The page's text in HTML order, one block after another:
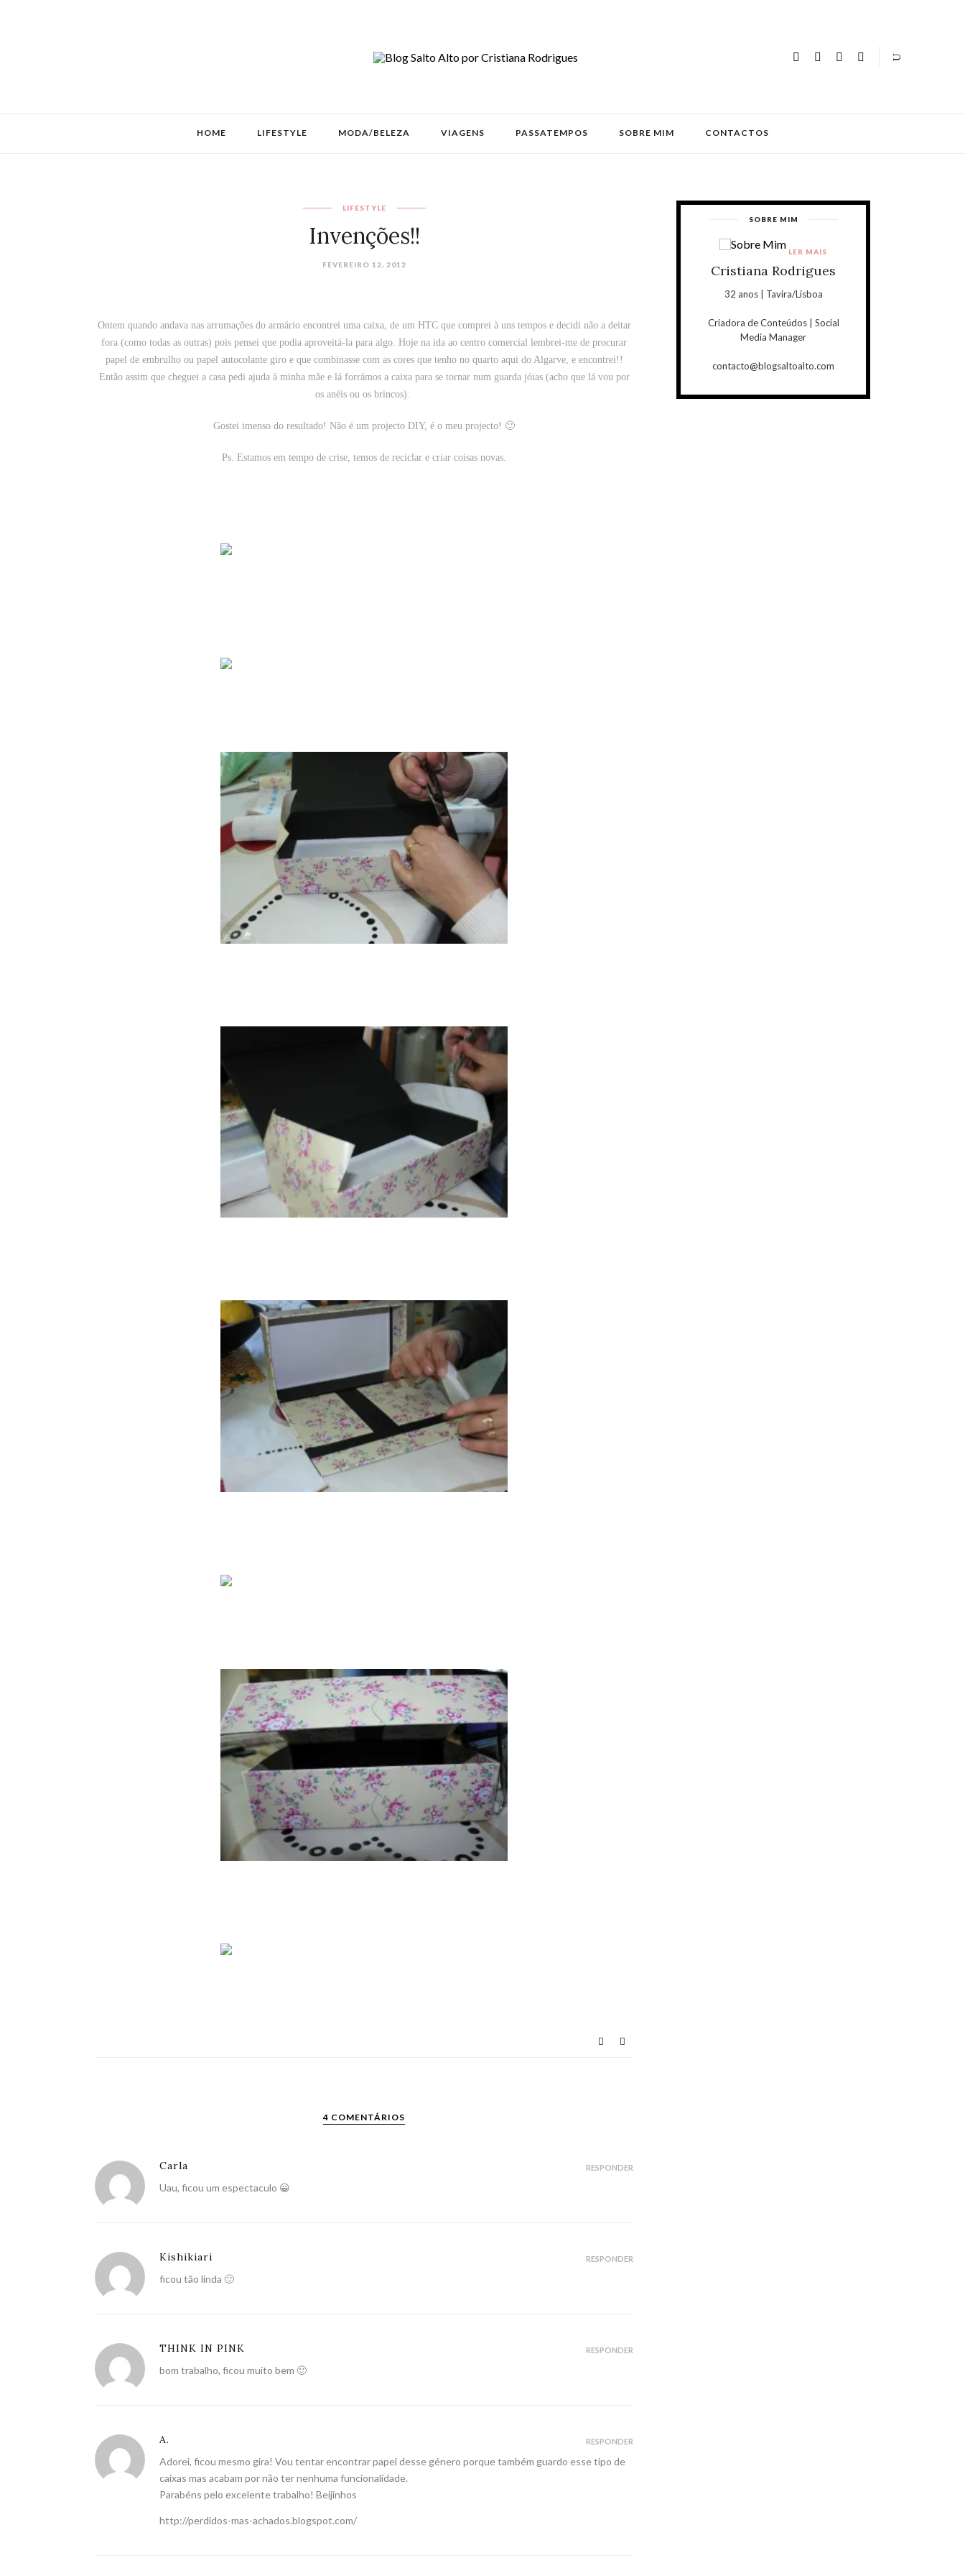
HOME LIFESTYLE MODA/BELEZA VIAGENS PASSATEMPOS SOBRE MIM CONTACTOS
LIFESTYLE
Invenções!!
FEVEREIRO 12, 2012
Ontem quando andava nas arrumações do armário encontrei uma caixa, de um HTC que comprei à uns tempos e decidi não a deitar
fora (como todas as outras) pois pensei que podia aproveitá-la para algo. Hoje na ida ao centro comercial lembrei-me de procurar
papel de embrulho ou papel autocolante giro e que combinasse com as cores que tenho no quarto aqui do Algarve, e encontrei!!
Então assim que cheguei a casa pedi ajuda à minha mãe e lá forrámos a caixa para se tornar num guarda jóias (acho que lá vou por
os anéis ou os brincos).
Gostei imenso do resultado! Não é um projecto DIY, é o meu projecto! 🙂
Ps. Estamos em tempo de crise, temos de reciclar e criar coisas novas.
4 COMENTÁRIOS
Carla
Uau, ficou um espectaculo 😀
RESPONDER
Kishikiari
ficou tão linda 🙂
RESPONDER
THINK IN PINK
bom trabalho, ficou muito bem 🙂
RESPONDER
A.
Adorei, ficou mesmo gira! Vou tentar encontrar papel desse género porque também guardo esse tipo de
caixas mas acabam por não ter nenhuma funcionalidade.
Parabéns pelo excelente trabalho! Beijinhos
http://perdidos-mas-achados.blogspot.com/
RESPONDER
SOBRE MIM
Cristiana Rodrigues
32 anos | Tavira/Lisboa
Criadora de Conteúdos | Social
Media Manager
contacto@blogsaltoalto.com
LER MAIS